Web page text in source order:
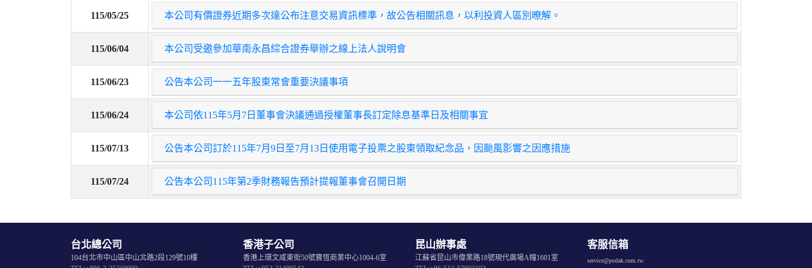
115/05/25 本公司有價證券近期多次達公布注意交易資訊標準，故公告相關訊息，以利投資人區別暸解。
115/06/04 本公司受邀參加華南永昌綜合證券舉辦之線上法人說明會
115/06/23 公告本公司一一五年股東常會重要決議事項
115/06/24 本公司依115年5月7日董事會決議通過授權董事長訂定除息基準日及相關事宜
115/07/13 公告本公司訂於115年7月9日至7月13日使用電子投票之股東領取紀念品，因颱風影響之因應措施
115/07/24 公告本公司115年第2季財務報告預計提報董事會召開日期
台北總公司
104台北市中山區中山北路2段129號10樓
香港子公司
香港上環文咸東街50號寶恆商業中心1004-6室
昆山辦事處
江蘇省昆山市偉業路18號現代廣場A幢1601室
客服信箱
service@podak.com.tw